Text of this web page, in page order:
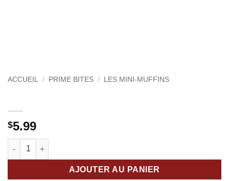
ACCUEIL / PRIME BITES / LES MINI-MUFFINS
$5.99
quantité de Mini-muffins Gâteau de fête
AJOUTER AU PANIER